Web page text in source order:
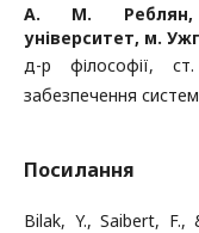
А. М.
університет, м.
д-р філософії,
забезпечення систем
Посилання
Bilak, Y., Saibert,